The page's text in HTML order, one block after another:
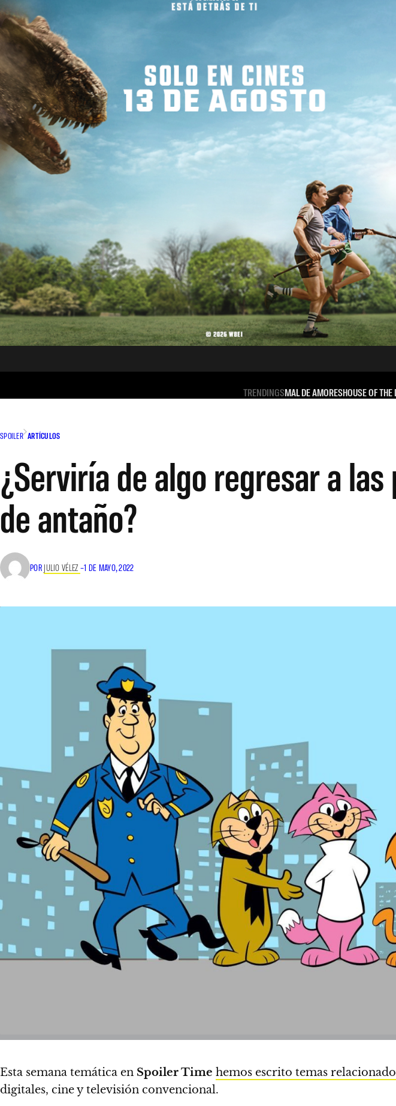
TRENDINGSMAL DE AMORESHOUSE OF THE
SPOILER ARTÍCULOS
¿Serviría de algo regresar a
de antaño?
POR JULIO VÉLEZ –1 DE MAYO, 2022
Esta semana temática en Spoiler Time hemos escrito temas
digitales, cine y televisión convencional.